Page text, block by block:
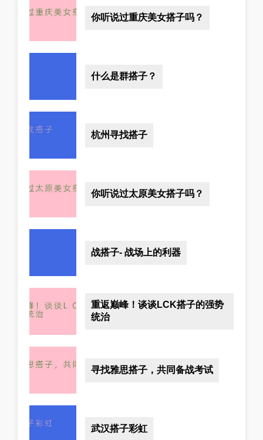
你听说过重庆美女搭子吗？
什么是群搭子？
杭州寻找搭子
你听说过太原美女搭子吗？
战搭子- 战场上的利器
重返巅峰！谈谈LCK搭子的强势
统治
寻找雅思搭子，共同备战考试
武汉搭子彩虹